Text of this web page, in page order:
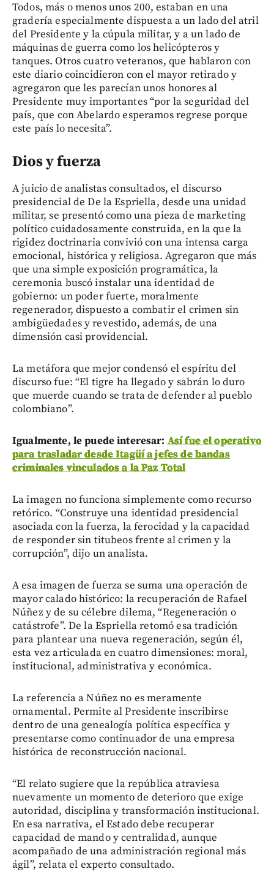
Todos, más o menos unos 200, estaban en una
gradería especialmente dispuesta a un lado del atril
del Presidente y la cúpula militar, y a un lado de
máquinas de guerra como los helicópteros y
tanques. Otros cuatro veteranos, que hablaron con
este diario coincidieron con el mayor retirado y
agregaron que les parecían unos honores al
Presidente muy importantes “por la seguridad del
país, que con Abelardo esperamos regrese porque
este país lo necesita”.
Dios y fuerza
A juicio de analistas consultados, el discurso
presidencial de De la Espriella, desde una unidad
militar, se presentó como una pieza de marketing
político cuidadosamente construida, en la que la
rigidez doctrinaria convivió con una intensa carga
emocional, histórica y religiosa. Agregaron que más
que una simple exposición programática, la
ceremonia buscó instalar una identidad de
gobierno: un poder fuerte, moralmente
regenerador, dispuesto a combatir el crimen sin
ambigüedades y revestido, además, de una
dimensión casi providencial.
La metáfora que mejor condensó el espíritu del
discurso fue: “El tigre ha llegado y sabrán lo duro
que muerde cuando se trata de defender al pueblo
colombiano”.
Igualmente, le puede interesar: Así fue el operativo
para trasladar desde Itagüí a jefes de bandas
criminales vinculados a la Paz Total
La imagen no funciona simplemente como recurso
retórico. “Construye una identidad presidencial
asociada con la fuerza, la ferocidad y la capacidad
de responder sin titubeos frente al crimen y la
corrupción”, dijo un analista.
A esa imagen de fuerza se suma una operación de
mayor calado histórico: la recuperación de Rafael
Núñez y de su célebre dilema, “Regeneración o
catástrofe”. De la Espriella retomó esa tradición
para plantear una nueva regeneración, según él,
esta vez articulada en cuatro dimensiones: moral,
institucional, administrativa y económica.
La referencia a Núñez no es meramente
ornamental. Permite al Presidente inscribirse
dentro de una genealogía política específica y
presentarse como continuador de una empresa
histórica de reconstrucción nacional.
“El relato sugiere que la república atraviesa
nuevamente un momento de deterioro que exige
autoridad, disciplina y transformación institucional.
En esa narrativa, el Estado debe recuperar
capacidad de mando y centralidad, aunque
acompañado de una administración regional más
ágil”, relata el experto consultado.